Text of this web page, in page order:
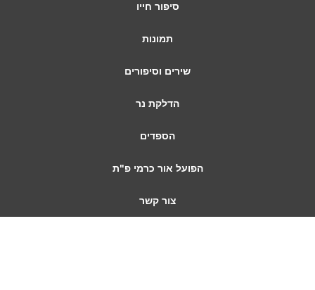
סיפור חייו
תמונות
שירים וסיפורים
הדלקת נר
הספדים
הפועל אור כרמי פ"ת
צור קשר